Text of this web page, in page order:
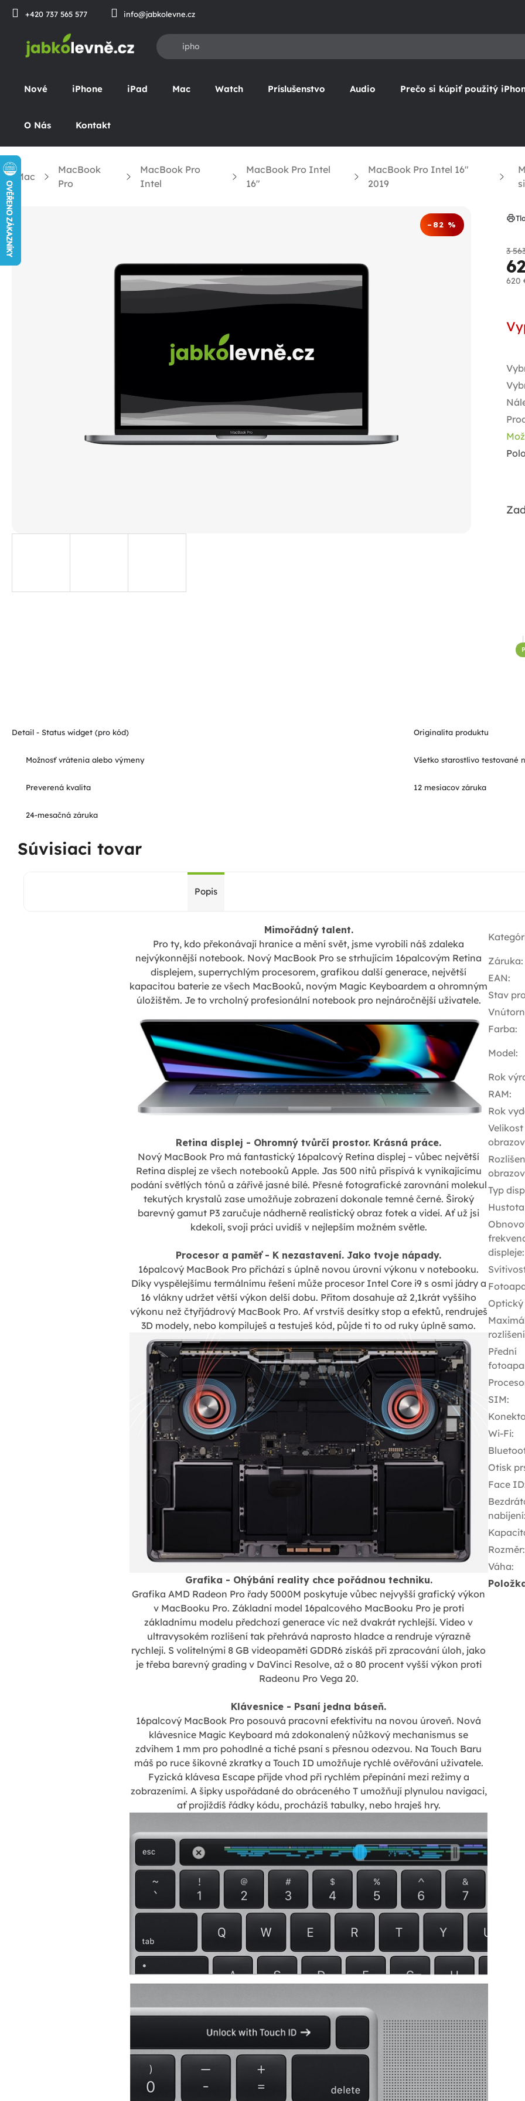
Prejsť
+420 737 565 577 info@jabkolevne.cz
Nové iPhone iPad Mac Watch Príslušenstvo Audio Prečo si kúpiť použitý
O Nás Kontakt
Mac
MacBook
Pro
MacBook Pro
Intel
MacBook Pro Intel
16"
MacBook Pro Intel 16"
2019
–82 %
3
620
Detail - Status widget (pro kód) Originalita produktu
Možnosť vrátenia alebo výmeny Všetko starostlivo testované
Preverená kvalita 12 mesiacov záruka
24-mesačná záruka
Súvisiaci tovar
Popis
Mimořádný talent.
Pro ty, kdo překonávají hranice a mění svět, jsme vyrobili náš zdaleka
nejvýkonnější notebook. Nový MacBook Pro se strhujícím 16palcovým Retina
displejem, superrychlým procesorem, grafikou další generace, největší
kapacitou baterie ze všech MacBooků, novým Magic Keyboardem a ohromným
úložištěm. Je to vrcholný profesionální notebook pro nejnáročnější uživatele.
Retina displej - Ohromný tvůrčí prostor. Krásná práce.
Nový MacBook Pro má fantastický 16palcový Retina displej – vůbec největší
Retina displej ze všech notebooků Apple. Jas 500 nitů přispívá k vynikajícímu
podání světlých tónů a zářivě jasné bílé. Přesné fotografické zarovnání molekul
tekutých krystalů zase umožňuje zobrazení dokonale temné černé. Široký
barevný gamut P3 zaručuje nádherně realistický obraz fotek a videí. Ať už jsi
kdekoli, svoji práci uvidíš v nejlepším možném světle.
Procesor a paměť - K nezastavení. Jako tvoje nápady.
16palcový MacBook Pro přichází s úplně novou úrovní výkonu v notebooku.
Díky vyspělejšímu termálnímu řešení může procesor Intel Core i9 s osmi jádry a
16 vlákny udržet větší výkon delší dobu. Přitom dosahuje až 2,1krát vyššího
výkonu než čtyřjádrový MacBook Pro. Ať vrstvíš desítky stop a efektů, rendruješ
3D modely, nebo kompiluješ a testuješ kód, půjde ti to od ruky úplně samo.
Grafika - Ohýbání reality chce pořádnou techniku.
Grafika AMD Radeon Pro řady 5000M poskytuje vůbec nejvyšší grafický výkon
v MacBooku Pro. Základní model 16palcového MacBooku Pro je proti
základnímu modelu předchozí generace víc než dvakrát rychlejší. Video v
ultravysokém rozlišení tak přehrává naprosto hladce a rendruje výrazně
rychleji. S volitelnými 8 GB videopaměti GDDR6 získáš při zpracování úloh, jako
je třeba barevný grading v DaVinci Resolve, až o 80 procent vyšší výkon proti
Radeonu Pro Vega 20.
Klávesnice - Psaní jedna báseň.
16palcový MacBook Pro posouvá pracovní efektivitu na novou úroveň. Nová
klávesnice Magic Keyboard má zdokonalený nůžkový mechanismus se
zdvihem 1 mm pro pohodlné a tiché psaní s přesnou odezvou. Na Touch Baru
máš po ruce šikovné zkratky a Touch ID umožňuje rychlé ověřování uživatele.
Fyzická klávesa Escape přijde vhod při rychlém přepínání mezi režimy a
zobrazeními. A šipky uspořádané do obráceného T umožňují plynulou navigaci,
ať projíždíš řádky kódu, procházíš tabulky, nebo hraješ hry.
Záruka:
EAN:
Stav
Farba:
Model:
Rok
RAM:
Rok
Velikost
Typ
displeje:
Optický
Přední
SIM:
Wi-Fi:
Otisk
Face ID
nabíjení:
Rozměr:
Váha: